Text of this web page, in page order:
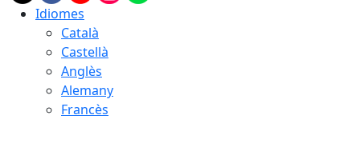
Idiomes
Català
Castellà
Anglès
Alemany
Francès